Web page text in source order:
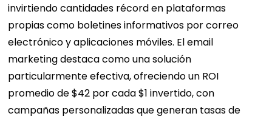
invirtiendo cantidades récord en plataformas
propias como boletines informativos por correo
electrónico y aplicaciones móviles. El email
marketing destaca como una solución
particularmente efectiva, ofreciendo un ROI
promedio de $42 por cada $1 invertido, con
campañas personalizadas que generan tasas de